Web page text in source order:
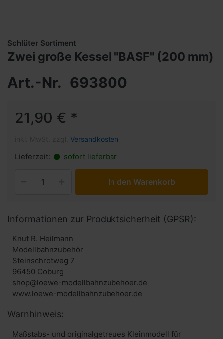
Schlüter Sortiment
Zwei große Kessel "BASF" (200 mm)
Art.-Nr. 693800
21,90 € *
Versandkosten
Lieferzeit: sofort lieferbar
In den Warenkorb
Informationen zur Produktsicherheit (GPSR):
Knut R. Heilmann
Modellbahnzubehör
Steinschrotweg 7
96450 Coburg
shop@loewe-modellbahnzubehoer.de
www.loewe-modellbahnzubehoer.de
Warnhinweis:
Maßstabs- und originalgetreues Kleinmodell für